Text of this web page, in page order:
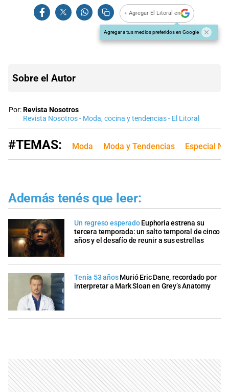
+ Agregar El Litoral en
Agregar a tus medios preferidos en Google
Sobre el Autor
Por:Revista Nosotros
Revista Nosotros - Moda, cocina y tendencias - El Litoral
#TEMAS: Moda Moda y Tendencias Especial
Además tenés que leer:
Un regreso esperado Euphoria estrena su
tercera temporada: un salto temporal de cinco
años y el desafío de reunir a sus estrellas
Tenía 53 años Murió Eric Dane, recordado por
interpretar a Mark Sloan en Grey’s Anatomy